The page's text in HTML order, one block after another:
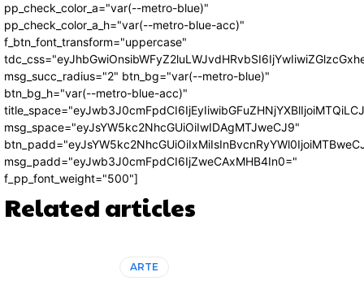
pp_check_color_a="var(--metro-blue)"
pp_check_color_a_h="var(--metro-blue-acc)"
f_btn_font_transform="uppercase"
msg_succ_radius="2" btn_bg="var(--metro-blue)"
btn_bg_h="var(--metro-blue-acc)"
msg_space="eyJsYW5kc2NhcGUiOiIwIDAgMTJweCJ9"
msg_padd="eyJwb3J0cmFpdCI6IjZweCAxMHB4In0="
f_pp_font_weight="500"]
Related articles
ARTE